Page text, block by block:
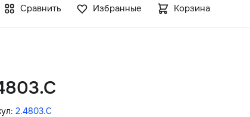
Сравнить Избранные Корзина
2.4803.C
+7 ( 705 ) 181-42-50